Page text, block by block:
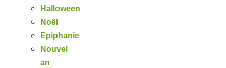
Halloween
Noël
Epiphanie
Nouvel
an